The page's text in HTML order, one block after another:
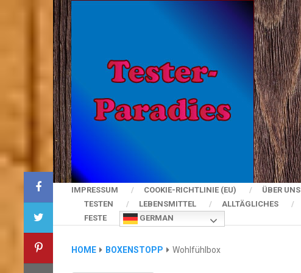
IMPRESSUM COOKIE-RICHTLINIE (EU) ÜBER UNS
TESTEN
LEBENSMITTEL ALLTÄGLICHES
FESTE
GERMAN
HOME BOXENSTOPP Wohlfühlbox